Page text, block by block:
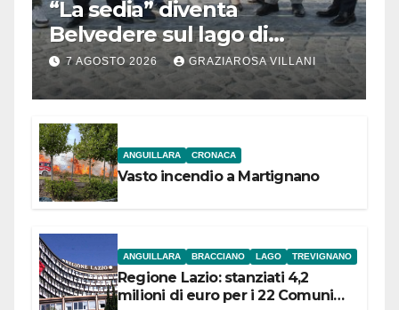
“La sedia” diventa
Belvedere sul lago di
Bracciano: ieri
l’inaugurazione
7 AGOSTO 2026 GRAZIAROSA VILLANI
ANGUILLARA CRONACA
Vasto incendio a Martignano
ANGUILLARA BRACCIANO LAGO TREVIGNANO
Regione Lazio: stanziati 4,2
milioni di euro per i 22 Comuni